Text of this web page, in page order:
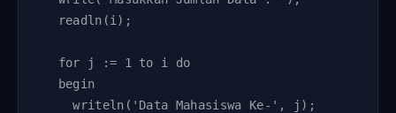
  readln(i);
  for j := 1 to i do
  begin
    writeln('Data Mahasiswa Ke-', j);